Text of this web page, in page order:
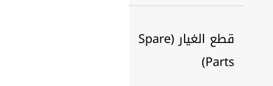
قطع الغيار (Spare
Parts)